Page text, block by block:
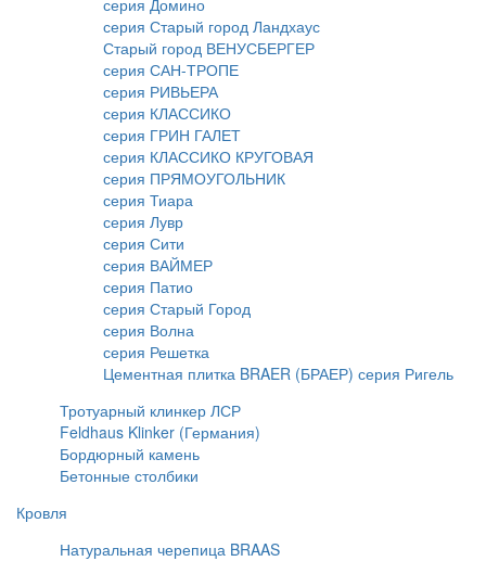
серия Домино
серия Старый город Ландхаус
Старый город ВЕНУСБЕРГЕР
серия САН-ТРОПЕ
серия РИВЬЕРА
серия КЛАССИКО
серия ГРИН ГАЛЕТ
серия КЛАССИКО КРУГОВАЯ
серия ПРЯМОУГОЛЬНИК
серия Тиара
серия Лувр
серия Сити
серия ВАЙМЕР
серия Патио
серия Старый Город
серия Волна
серия Решетка
Цементная плитка BRAER (БРАЕР) серия Ригель
Тротуарный клинкер ЛСР
Feldhaus Klinker (Германия)
Бордюрный камень
Бетонные столбики
Кровля
Натуральная черепица BRAAS